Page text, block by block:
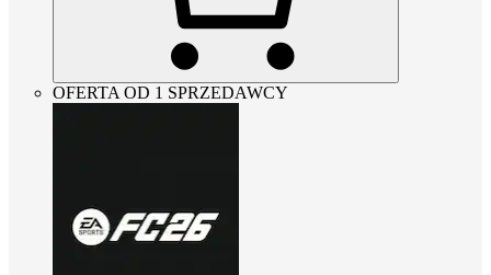
OFERTA OD 1 SPRZEDAWCY